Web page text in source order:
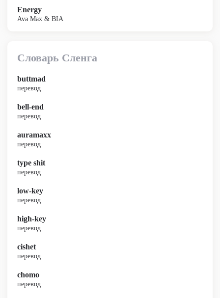
Energy
Ava Max & BIA
Словарь Сленга
buttmad
перевод
bell-end
перевод
auramaxx
перевод
type shit
перевод
low-key
перевод
high-key
перевод
cishet
перевод
chomo
перевод